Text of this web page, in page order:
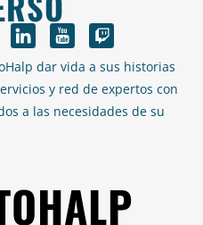
dar vida a sus historias
y red de expertos con
a las necesidades de su